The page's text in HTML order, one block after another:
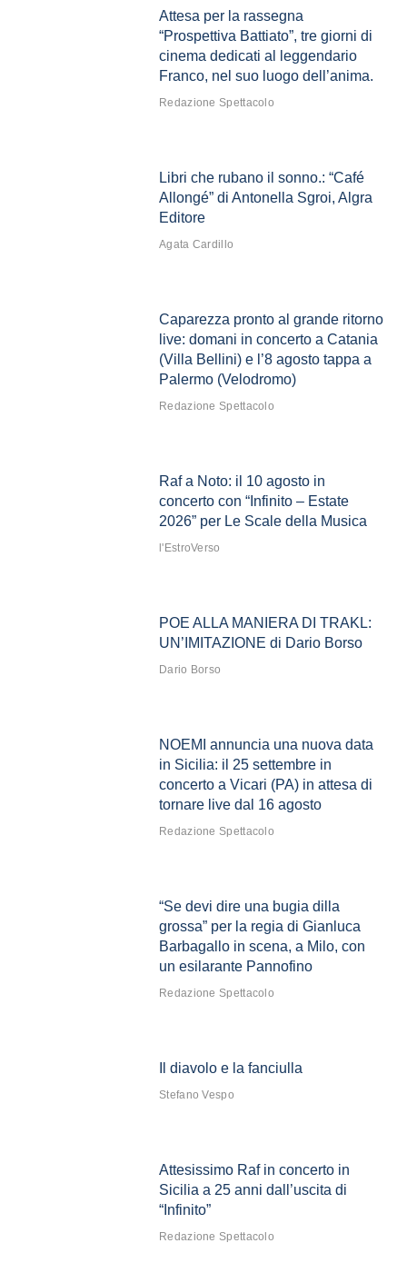
Attesa per la rassegna
“Prospettiva Battiato”, tre giorni di
cinema dedicati al leggendario
Franco, nel suo luogo dell’anima.
Redazione Spettacolo
Libri che rubano il sonno.: “Café
Allongé” di Antonella Sgroi, Algra
Editore
Agata Cardillo
Caparezza pronto al grande ritorno
live: domani in concerto a Catania
(Villa Bellini) e l’8 agosto tappa a
Palermo (Velodromo)
Redazione Spettacolo
Raf a Noto: il 10 agosto in
concerto con “Infinito – Estate
2026” per Le Scale della Musica
l'EstroVerso
POE ALLA MANIERA DI TRAKL:
UN’IMITAZIONE di Dario Borso
Dario Borso
NOEMI annuncia una nuova data
in Sicilia: il 25 settembre in
concerto a Vicari (PA) in attesa di
tornare live dal 16 agosto
Redazione Spettacolo
“Se devi dire una bugia dilla
grossa” per la regia di Gianluca
Barbagallo in scena, a Milo, con
un esilarante Pannofino
Redazione Spettacolo
Il diavolo e la fanciulla
Stefano Vespo
Attesissimo Raf in concerto in
Sicilia a 25 anni dall’uscita di
“Infinito”
Redazione Spettacolo